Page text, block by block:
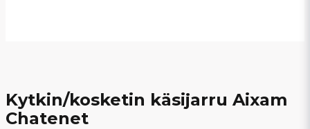
Kytkin/kosketin käsijarru Aixam
Chatenet